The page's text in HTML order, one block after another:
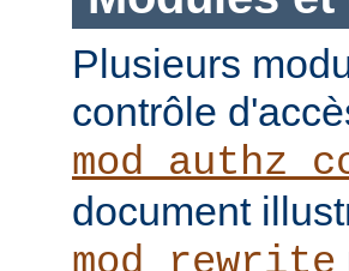
Plusieurs
contrôle
document